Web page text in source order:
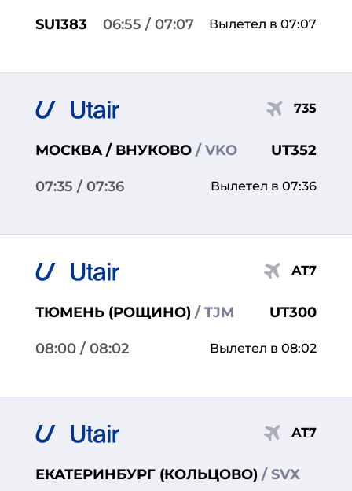
SU1383 06:55 / 07:07 Вылетел в 07:07
UT352
МОСКВА / ВНУКОВО / VKO
07:35 / 07:36
735
Вылетел в 07:36
UT300
ТЮМЕНЬ (РОЩИНО) / TJM
08:00 / 08:02
АТ7
Вылетел в 08:02
ЕКАТЕРИНБУРГ (КОЛЬЦОВО) / SVX
АТ7